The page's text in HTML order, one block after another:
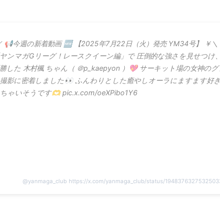
📢今週の新着動画 🆕 【2025年7月22日（火）発売 YM34号】 ￥＼
ヤンマガGリーグ！レースクイーン編」で 圧倒的な強さを見せつけ、
した 木村楓 ちゃん（ ＠p_kaepyon ）💖 サーキット場の女神の
撮影に密着しました👀 ふんわりとした癒やしオーラにますます好
ちゃいそうです🫶 pic.x.com/oeXPibo1Y6
@yanmaga_club https://x.com/yanmaga_club/status/